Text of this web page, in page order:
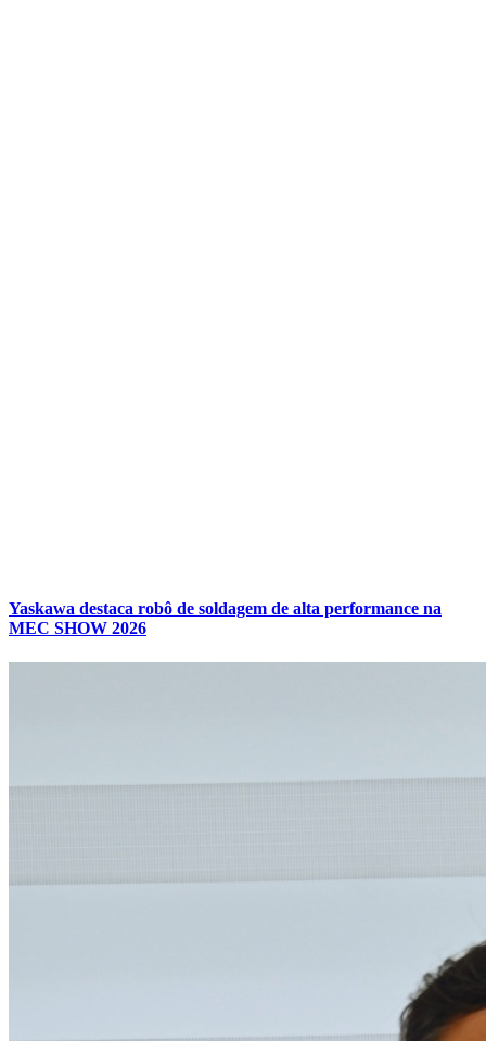
Yaskawa destaca robô de soldagem de alta performance na
MEC SHOW 2026